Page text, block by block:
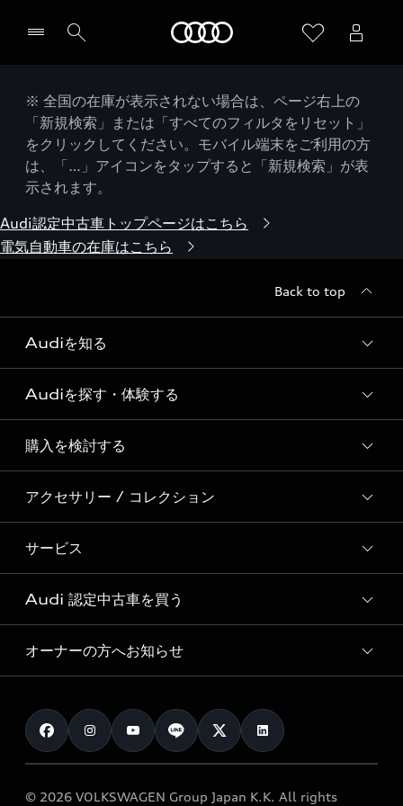
※ 全国の在庫が表示されない場合は、ページ右上の
「新規検索」または「すべてのフィルタをリセット」
をクリックしてください。モバイル端末をご利用の方
は、「…」アイコンをタップすると「新規検索」が表
示されます。
Audi認定中古車トップページはこちら
電気自動車の在庫はこちら
Back to top
Audiを知る
Audi ブランド
Story of Progress
Audi Sport
Formula 1®
デジタルサービス
Audiを探す・体験する
ディーラー検索
新車在庫検索
試乗車・展示車検索
見積り依頼
試乗予約
購入を検討する
モデル一覧
特別仕様モデル / 限定モデル
e-tronラインアップ
価格シミュレーション
車両比較
カタログ一覧
アクセサリー / コレクション
純正アクセサリー
オンラインショップ
Audi collection
アウディナビアプリ
サービス
サービス入庫予約
サービスプログラム
メンテナンス
車検 / 定期点検
e-tronアフターサポート
Audi 認定中古車を買う
Audi認定中古車
クオリティ
保証
メンテナンス
オーナーの方へお知らせ
お知らせ
オーナー様向けキャンペーン
© 2026 VOLKSWAGEN Group Japan K.K. All rights